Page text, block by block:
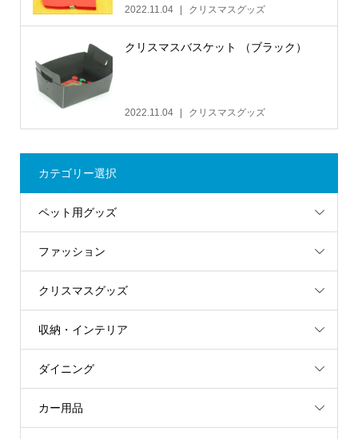
2022.11.04 クリスマスグッズ
クリスマスバスケット （ブラック）
2022.11.04 クリスマスグッズ
カテゴリー選択
ペット用グッズ
ファッション
クリスマスグッズ
収納・インテリア
ダイニング
カー用品